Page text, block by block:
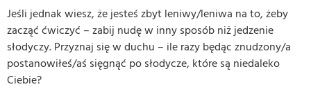
Jeśli jednak wiesz, że jesteś zbyt leniwy/leniwa na to, żeby
zacząć ćwiczyć – zabij nudę w inny sposób niż jedzenie
słodyczy. Przyznaj się w duchu – ile razy będąc znudzony/a
postanowiłeś/aś sięgnąć po słodycze, które są niedaleko
Ciebie?